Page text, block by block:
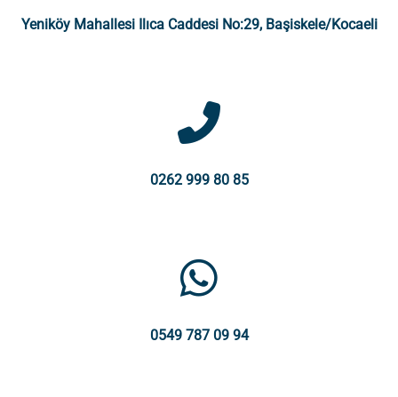
Yeniköy Mahallesi Ilıca Caddesi No:29, Başiskele/Kocaeli
0262 999 80 85
0549 787 09 94